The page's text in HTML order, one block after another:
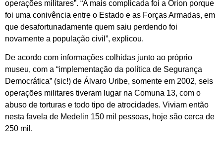
operações militares”. “A mais complicada foi a Orion porque
foi uma conivência entre o Estado e as Forças Armadas, em
que desafortunadamente quem saiu perdendo foi
novamente a população civil”, explicou.
De acordo com informações colhidas junto ao próprio
museu, com a “implementação da política de Segurança
Democrática” (sic!) de Álvaro Uribe, somente em 2002, seis
operações militares tiveram lugar na Comuna 13, com o
abuso de torturas e todo tipo de atrocidades. Viviam então
nesta favela de Medelin 150 mil pessoas, hoje são cerca de
250 mil.